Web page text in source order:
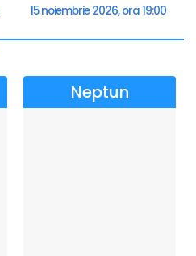
15 noiembrie 2026, ora 19:00
Neptun